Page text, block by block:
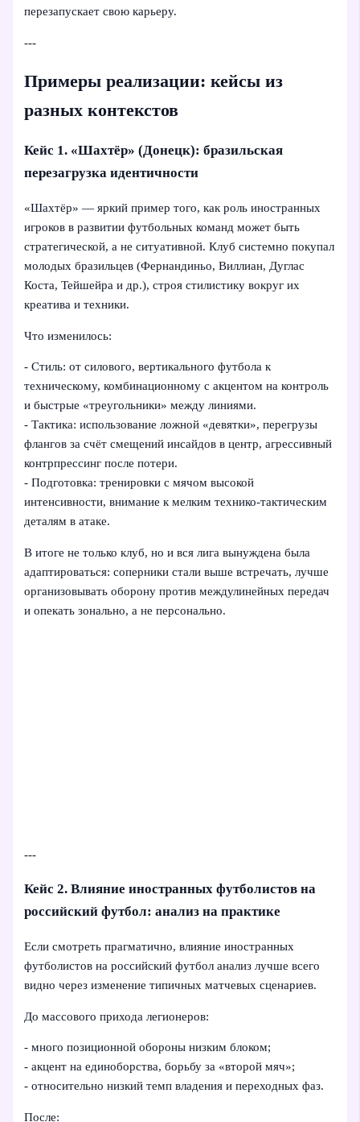
перезапускает свою карьеру.
---
Примеры реализации: кейсы из
разных контекстов
Кейс 1. «Шахтёр» (Донецк): бразильская
перезагрузка идентичности
«Шахтёр» — яркий пример того, как роль иностранных
игроков в развитии футбольных команд может быть
стратегической, а не ситуативной. Клуб системно покупал
молодых бразильцев (Фернандиньо, Виллиан, Дуглас
Коста, Тейшейра и др.), строя стилистику вокруг их
креатива и техники.
Что изменилось:
- Стиль: от силового, вертикального футбола к
техническому, комбинационному с акцентом на контроль
и быстрые «треугольники» между линиями.
- Тактика: использование ложной «девятки», перегрузы
флангов за счёт смещений инсайдов в центр, агрессивный
контрпрессинг после потери.
- Подготовка: тренировки с мячом высокой
интенсивности, внимание к мелким технико-тактическим
деталям в атаке.
В итоге не только клуб, но и вся лига вынуждена была
адаптироваться: соперники стали выше встречать, лучше
организовывать оборону против междулинейных передач
и опекать зонально, а не персонально.
---
Кейс 2. Влияние иностранных футболистов на
российский футбол: анализ на практике
Если смотреть прагматично, влияние иностранных
футболистов на российский футбол анализ лучше всего
видно через изменение типичных матчевых сценариев.
До массового прихода легионеров:
- много позиционной обороны низким блоком;
- акцент на единоборства, борьбу за «второй мяч»;
- относительно низкий темп владения и переходных фаз.
После: